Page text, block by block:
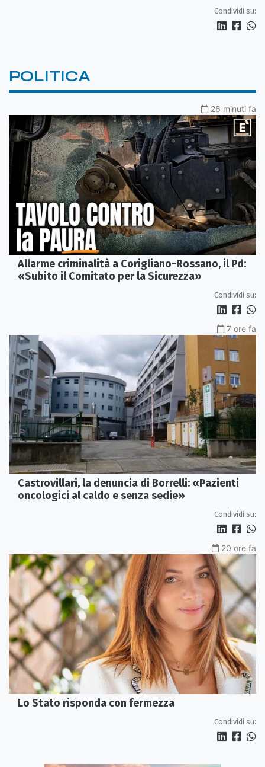
Condividi su:
POLITICA
26 minuti fa
Allarme criminalità a Corigliano-Rossano, il Pd:
«Subito il Comitato per la Sicurezza»
Condividi su:
7 ore fa
Castrovillari, la denuncia di Borrelli: «Pazienti
oncologici al caldo e senza sedie»
Condividi su:
20 ore fa
Lo Stato risponda con fermezza
Condividi su: